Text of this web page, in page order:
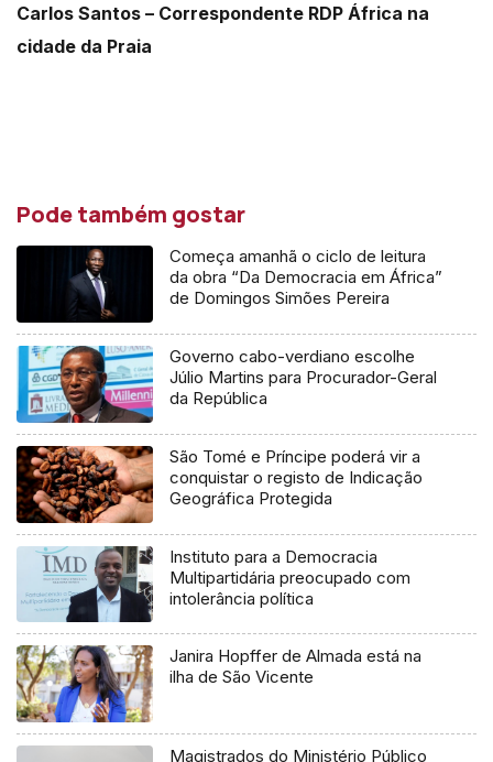
Carlos Santos – Correspondente RDP África na
cidade da Praia
Pode também gostar
Começa amanhã o ciclo de leitura
da obra “Da Democracia em África”
de Domingos Simões Pereira
Governo cabo-verdiano escolhe
Júlio Martins para Procurador-Geral
da República
São Tomé e Príncipe poderá vir a
conquistar o registo de Indicação
Geográfica Protegida
Instituto para a Democracia
Multipartidária preocupado com
intolerância política
Janira Hopffer de Almada está na
ilha de São Vicente
Magistrados do Ministério Público